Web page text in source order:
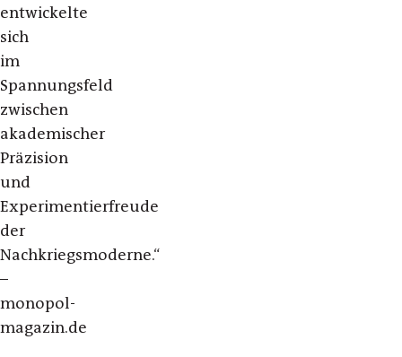
entwickelte
sich
im
Spannungsfeld
zwischen
akademischer
Präzision
und
Experimentierfreude
der
Nachkriegsmoderne.“
–
monopol-
magazin.de